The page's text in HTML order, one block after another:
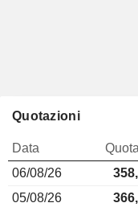
Quotazioni
Data
06/08/26
05/08/26